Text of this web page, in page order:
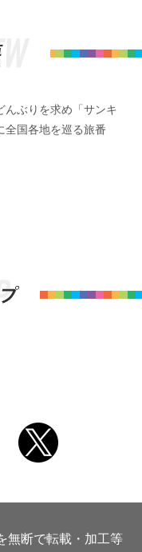
んぶりを求め「サンキ
全国各地を巡る旅番
無断で転載・加工等